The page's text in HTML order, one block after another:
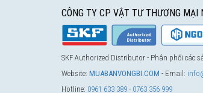
CÔNG TY CP VẬT TƯ THƯƠNG MẠI
SKF Authorized Distributor - Phân phối các
Website: MUABANVONGBI.COM - Email:
Hotline: 0961 633 389 - 0763 356 999